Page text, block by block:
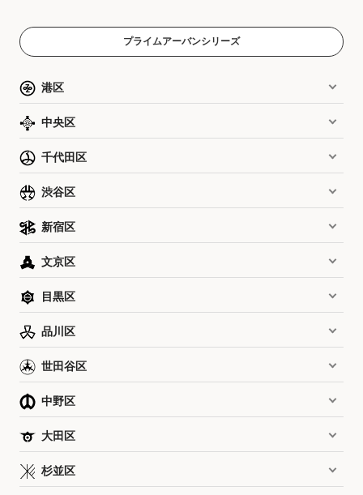
プライムアーバンシリーズ
港区
中央区
千代田区
渋谷区
新宿区
文京区
目黒区
品川区
世田谷区
中野区
大田区
杉並区